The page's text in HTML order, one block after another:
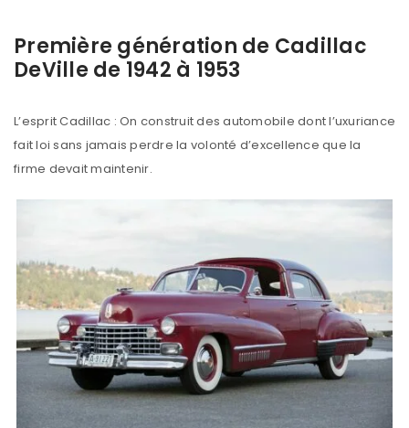
Première génération de Cadillac
DeVille de 1942 à 1953
L’esprit Cadillac : On construit des automobile dont l’uxuriance
fait loi sans jamais perdre la volonté d’excellence que la
firme devait maintenir.